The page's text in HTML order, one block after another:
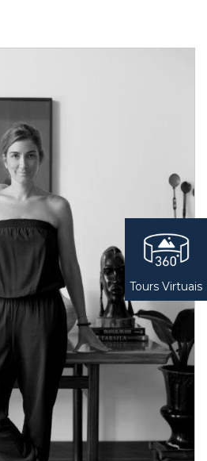
Tours Virtuais